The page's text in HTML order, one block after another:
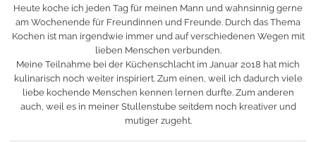
Heute koche ich jeden Tag für meinen Mann und wahnsinnig gerne
am Wochenende für Freundinnen und Freunde. Durch das Thema
Kochen ist man irgendwie immer und auf verschiedenen Wegen mit
lieben Menschen verbunden.
Meine Teilnahme bei der Küchenschlacht im Januar 2018 hat mich
kulinarisch noch weiter inspiriert. Zum einen, weil ich dadurch viele
liebe kochende Menschen kennen lernen durfte. Zum anderen
auch, weil es in meiner Stullenstube seitdem noch kreativer und
mutiger zugeht.